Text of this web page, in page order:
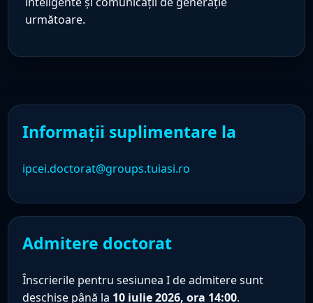
următoare.
Informații suplimentare la
ipcei.doctorat@groups.tuiasi.ro
Admitere doctorat
Înscrierile pentru sesiunea I de admitere sunt
deschise până la 10 iulie 2026, ora 14:00.